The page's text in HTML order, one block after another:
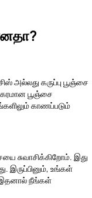
அல்லது கருப்பு பூஞ்சை
பூஞ்சை
காணப்படும்
சுவாசிக்கிறோம். இது
இருப்பினும், உங்கள்
இதனால் நீங்கள்